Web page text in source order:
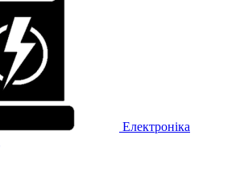
Електроніка